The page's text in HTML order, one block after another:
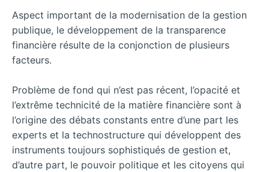
Aspect important de la modernisation de la gestion
publique, le développement de la transparence
financière résulte de la conjonction de plusieurs
facteurs.
Problème de fond qui n’est pas récent, l’opacité et
l’extrême technicité de la matière financière sont à
l’origine des débats constants entre d’une part les
experts et la technostructure qui développent des
instruments toujours sophistiqués de gestion et,
d’autre part, le pouvoir politique et les citoyens qui